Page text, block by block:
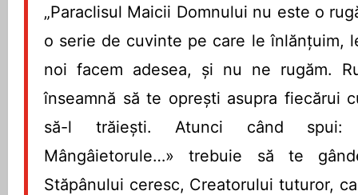
„Paraclisul Maicii Domnului nu este o
o serie de cuvinte pe care le înlănțuim,
noi facem adesea, și nu ne rugăm.
înseamnă să te oprești asupra fiecărui
să-l trăiești. Atunci când spui:
Mângâietorule…» trebuie să te
Stăpânului ceresc, Creatorului tuturor,